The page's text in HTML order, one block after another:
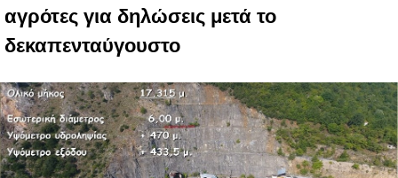
αγρότες για δηλώσεις μετά το
δεκαπενταύγουστο